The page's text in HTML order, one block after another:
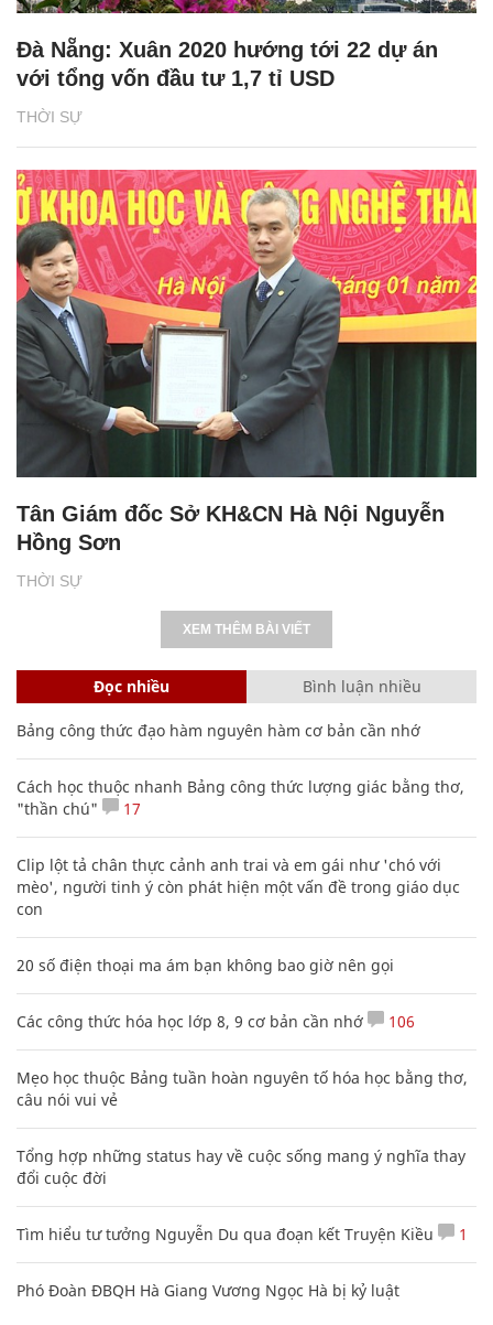
THỜI SỰ
Đà Nẵng: Xuân 2020 hướng tới 22 dự án
với tổng vốn đầu tư 1,7 tỉ USD
THỜI SỰ
Tân Giám đốc Sở KH&CN Hà Nội Nguyễn
Hồng Sơn
XEM THÊM BÀI VIẾT
Đọc nhiều Bình luận nhiều
Bảng công thức đạo hàm nguyên hàm cơ bản cần nhớ
Cách học thuộc nhanh Bảng công thức lượng giác bằng thơ,
"thần chú"
17
Clip lột tả chân thực cảnh anh trai và em gái như 'chó với
mèo', người tinh ý còn phát hiện một vấn đề trong giáo dục
con
20 số điện thoại ma ám bạn không bao giờ nên gọi
Các công thức hóa học lớp 8, 9 cơ bản cần nhớ 106
Mẹo học thuộc Bảng tuần hoàn nguyên tố hóa học bằng thơ,
câu nói vui vẻ
Tổng hợp những status hay về cuộc sống mang ý nghĩa thay
đổi cuộc đời
Tìm hiểu tư tưởng Nguyễn Du qua đoạn kết Truyện Kiều 1
Phó Đoàn ĐBQH Hà Giang Vương Ngọc Hà bị kỷ luật